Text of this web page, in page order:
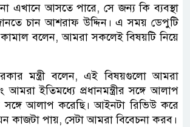
না এখানে আসতে পারে, সে জন্য কি ব্যবস্থা
চান আশরাফ উদ্দিন। এ সময় ডেপুটি
বলেন, আমরা সকলেই বিষয়টি নিয়ে
মন্ত্রী বলেন, এই বিষয়গুলো আমরা
ইতিমধ্যে প্রধানমন্ত্রীর সঙ্গে আলাপ
সঙ্গে আলাপ করেছি। আইনটা রিভিউ করে
কাজটা পায়, সেটা আমরা বিবেচনা করব।